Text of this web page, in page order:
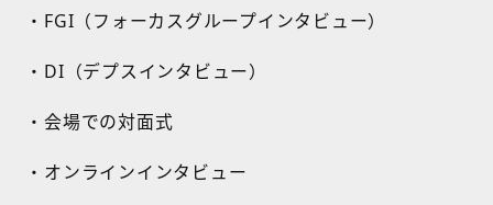
・FGI（フォーカスグループインタビュー）
・DI（デプスインタビュー）
・会場での対面式
・オンラインインタビュー